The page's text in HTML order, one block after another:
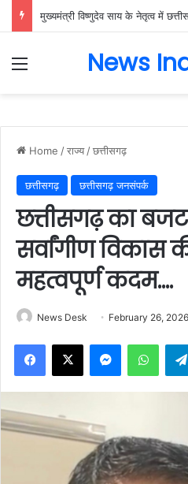
Menu News
Home /राज्य /छत्तीसगढ़
छत्तीसगढ़ छत्तीसगढ़ जनसंपर्क
छत्तीसगढ़ का
सर्वांगीण विकास
महत्वपूर्ण कदम….
News Desk February 26, 2026
Facebook
X Messenger